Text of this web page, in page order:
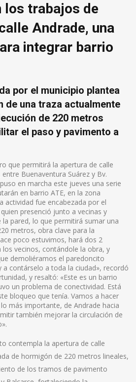
los trabajos de
Andrade, una
integrar barrio
por el municipio plantea
de una traza actualmente
de 220 metros
el paso y pavimento a
que permitirá la apertura de calle
Buenaventura Suárez y Bv.
en marcha este jueves una serie
en barrio ATE, en la zona
actividad fue encabezada por el
presenció junto a vecinas y
pared, lo que permitirá sumar una
metros, obra clave para la
poco estuvimos, hará dos 2
los vecinos, contándole la obra, y
demoliéramos el paredoncito
a contárselo a toda la ciudad», recordó
y resaltó: «Este es un barrio
un problema de conectividad. Está
bloqueo que tenía. Vamos a hacer
más importante, de Andrade hacia
también mejorar la circulación de
contempla la apertura de calle
de hormigón de 220 metros lineales,
de los tramos de pavimento